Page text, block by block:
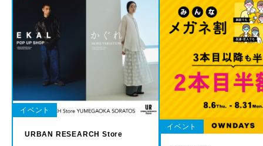
イベント
URBAN RESEARCH Store
イベント